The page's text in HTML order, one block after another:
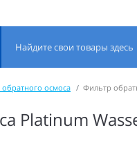
осмоса Фильтр
Platinum